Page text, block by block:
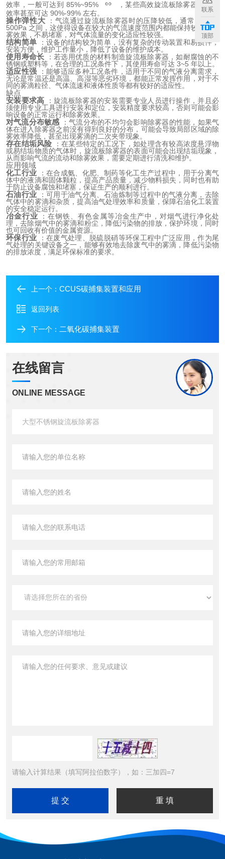
效率，一般可达到 85%~95%
，某些高效旋流板除雾器的除雾
效率甚至可达 90%-99% 左右。
操作弹性大 ：气流通过旋流板除雾器时的压降较低，通常在 200-
500Pa 之间，这使得设备在较大的气流速度范围内都能保持较好的除
雾效果，不易堵塞，对气体流量的变化适应性较强。
结构简单 ：设备的结构较为简单，没有复杂的传动装置和易损件，
安装方便，维护工作量小，降低了设备的维护成本。
使用寿命长 ：若选用优质的材料制造旋流板除雾器，如耐腐蚀的不
锈钢或塑料等，在合理的工况条件下，其使用寿命可达 3~5 年以上。
适应性强 ：能够适应多种工况条件，适用于不同的气液分离需求，
无论是常温还是高温、高湿等恶劣环境，都能正常发挥作用，对于不
同的雾滴粒径、气体流速和液体性质等都有较好的适应性。
缺点
安装要求高 ：旋流板除雾器的安装需要专业人员进行操作，并且必
须使用专业工具进行安装和定位，安装精度要求较高，否则可能会影
响设备的正常运行和除雾效果。
对气流分布敏感 ：气流分布的不均匀会影响除雾器的性能，如果气
体在进入除雾器之前没有得到良好的分布，可能会导致局部区域的除
雾效率降低，甚至出现雾滴的二次夹带现象。
存在结垢风险 ：在某些特定的工况下，如处理含有较高浓度悬浮物
或易结垢物质的气体时，旋流板除雾器的表面可能会出现结垢现象，
从而影响气流的流动和除雾效果，需要定期进行清洗和维护。
应用领域
化工行业 ：在合成氨、化肥、制药等化工生产过程中，用于分离气
体中的液滴和固体颗粒，提高产品质量，减少物料损失，同时也有助
于防止设备腐蚀和堵塞，保证生产的顺利进行。
石油行业 ：可用于油气分离、石油炼制等过程中的气液分离，去除
气体中的雾滴和杂质，提高油气处理效率和质量，保障石油化工装置
的安全稳定运行。
冶金行业 ：在钢铁、有色金属等冶金生产中，对烟气进行净化处
理，去除烟气中的雾滴和粉尘，降低污染物的排放，保护环境，同时
也可回收有价值的金属资源。
环保行业 ：在废气处理、脱硫脱硝等环保工程中广泛应用，作为尾
气处理的关键设备之一，能够有效地去除废气中的雾滴，降低污染物
的排放浓度，满足环保标准的要求。
上一个： CCUS碳捕集装置和应用
返回列表
下一个： 二氧化碳捕集装置
在线留言
ONLINE MESSAGE
请输入计算结果（填写阿拉伯数字），如：三加四=7
联系
顶部